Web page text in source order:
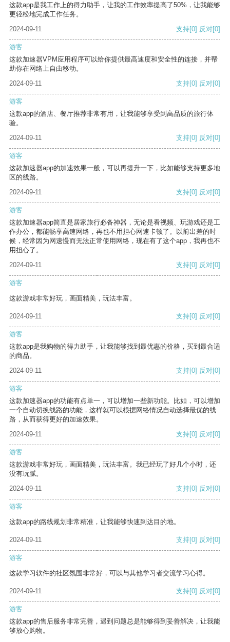
这款app是我工作上的得力助手，让我的工作效率提高了50%，让我能够
更轻松地完成工作任务。
2024-09-11
支持[0] 反对[0]
游客
这款加速器VPM应用程序可以给你提供最高速度和安全性的连接，并帮
助你在网络上自由移动。
2024-09-11
支持[0] 反对[0]
游客
这款app的酒店、餐厅推荐非常有用，让我能够享受到高品质的旅行体
验。
2024-09-11
支持[0] 反对[0]
游客
这款加速器app的加速效果一般，可以再提升一下，比如能够支持更多地
区的线路。
2024-09-11
支持[0] 反对[0]
游客
这款加速器app简直是居家旅行必备神器，无论是看视频、玩游戏还是工
作办公，都能畅享高速网络，再也不用担心网速卡顿了。以前出差的时
候，经常因为网速慢而无法正常使用网络，现在有了这个app，我再也不
用担心了。
2024-09-11
支持[0] 反对[0]
游客
这款游戏非常好玩，画面精美，玩法丰富。
2024-09-11 支持[0] 反对[0]
游客
这款app是我购物的得力助手，让我能够找到最优惠的价格，买到最合适
的商品。
2024-09-11
支持[0] 反对[0]
游客
这款加速器app的功能有点单一，可以增加一些新功能。比如，可以增加
一个自动切换线路的功能，这样就可以根据网络情况自动选择最优的线
路，从而获得更好的加速效果。
2024-09-11
支持[0] 反对[0]
游客
这款游戏非常好玩，画面精美，玩法丰富。我已经玩了好几个小时，还
没有玩腻。
2024-09-11
支持[0] 反对[0]
游客
这款app的路线规划非常精准，让我能够快速到达目的地。
2024-09-11 支持[0] 反对[0]
游客
这款学习软件的社区氛围非常好，可以与其他学习者交流学习心得。
2024-09-11 支持[0] 反对[0]
游客
这款app的售后服务非常完善，遇到问题总是能够得到妥善解决，让我能
够放心购物。